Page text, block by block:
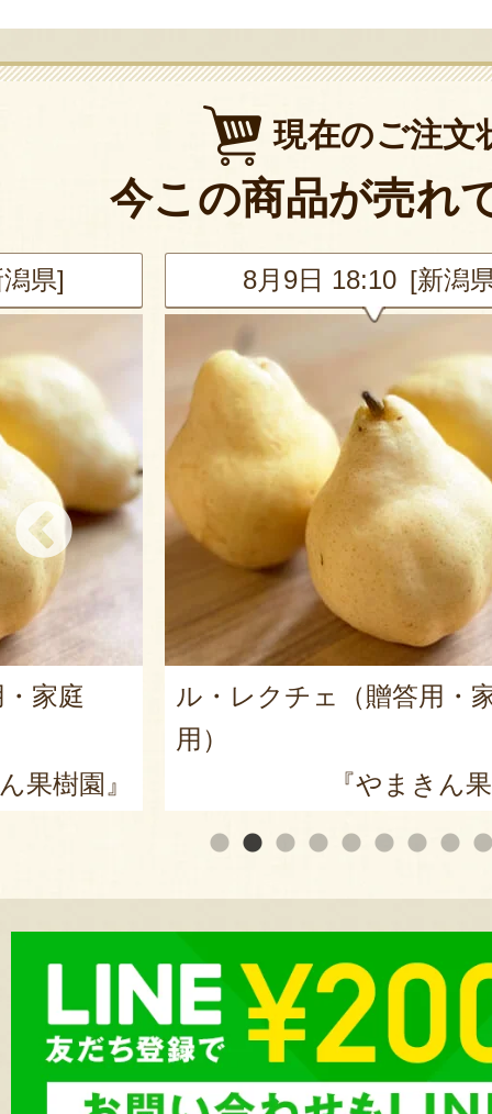
現在のご注文
今この商品が売れ
県]
家庭
果樹園』
8月9日 17:55 [千葉
新潟産 黒埼茶豆（小平方